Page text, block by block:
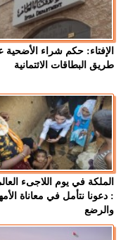
الإفتاء: حكم شراء الأضحية
طريق البطاقات الائتمانية
الملكة في يوم اللاجىء
: دعونا نتأمل في معاناة
والرضع